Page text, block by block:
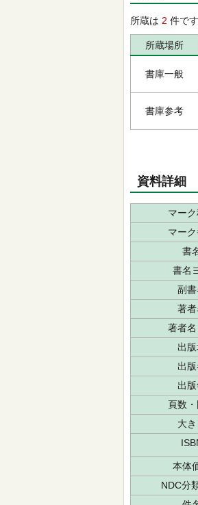
所蔵は 2 件で
所蔵場所
書庫一般
書庫参考
資料詳細
マーク
マー
書
書名
副書
著者
著者名
出
出
出
頁数
大き
本体
NDC分